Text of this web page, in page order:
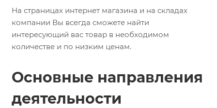
На страницах интернет магазина и на складах
компании Вы всегда сможете найти
интересующий вас товар в необходимом
количестве и по низким ценам.
Основные направления
деятельности